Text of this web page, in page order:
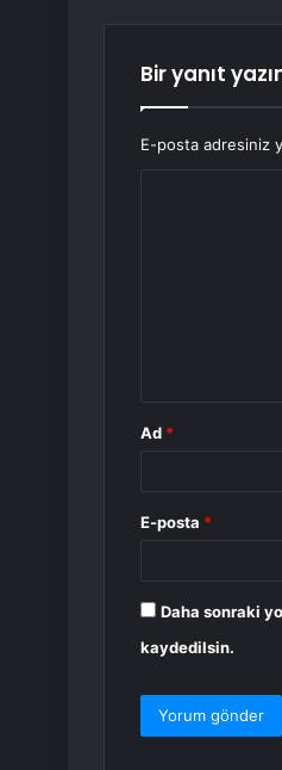
Bir yanıt
E-posta adresiniz
Ad *
E-posta *
Daha sonraki
kaydedilsin.